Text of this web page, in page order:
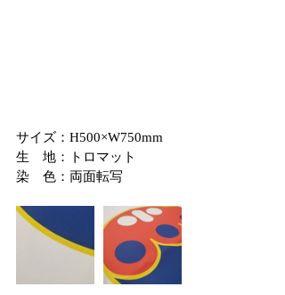
サイズ：H500×W750mm
生　地：トロマット
染　色：両面転写